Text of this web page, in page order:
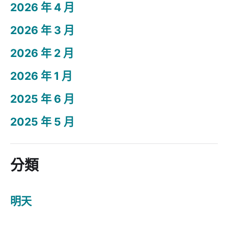
2026 年 4 月
2026 年 3 月
2026 年 2 月
2026 年 1 月
2025 年 6 月
2025 年 5 月
分類
明天